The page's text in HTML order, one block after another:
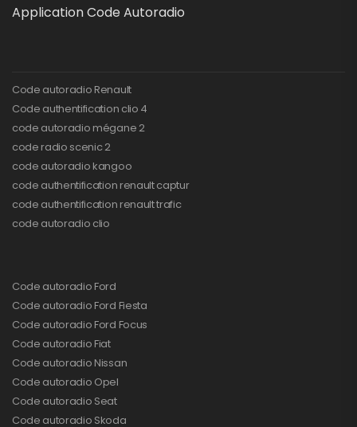
Application Code Autoradio
Code autoradio Renault
Code authentification clio 4
code autoradio mégane 2
code radio scenic 2
code autoradio kangoo
code authentification renault captur
code authentification renault trafic
code autoradio clio
Code autoradio Ford
Code autoradio Ford Fiesta
Code autoradio Ford Focus
Code autoradio Fiat
Code autoradio Nissan
Code autoradio Opel
Code autoradio Seat
Code autoradio Skoda